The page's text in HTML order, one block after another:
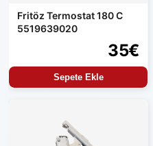
Fritöz Termostat 180 C
5519639020
35€
Sepete Ekle